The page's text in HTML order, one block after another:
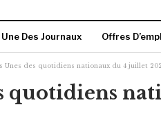
Une Des Journaux Offres
Unes des quotidiens nationaux du 4 juillet
quotidiens